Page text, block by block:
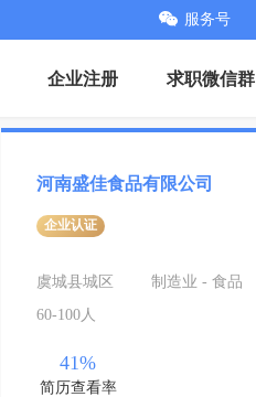
服务号
企业注册 求职微信群
河南盛佳食品有限公司
企业认证
虞城县城区
制造业 - 食品
60-100人
41%
简历查看率